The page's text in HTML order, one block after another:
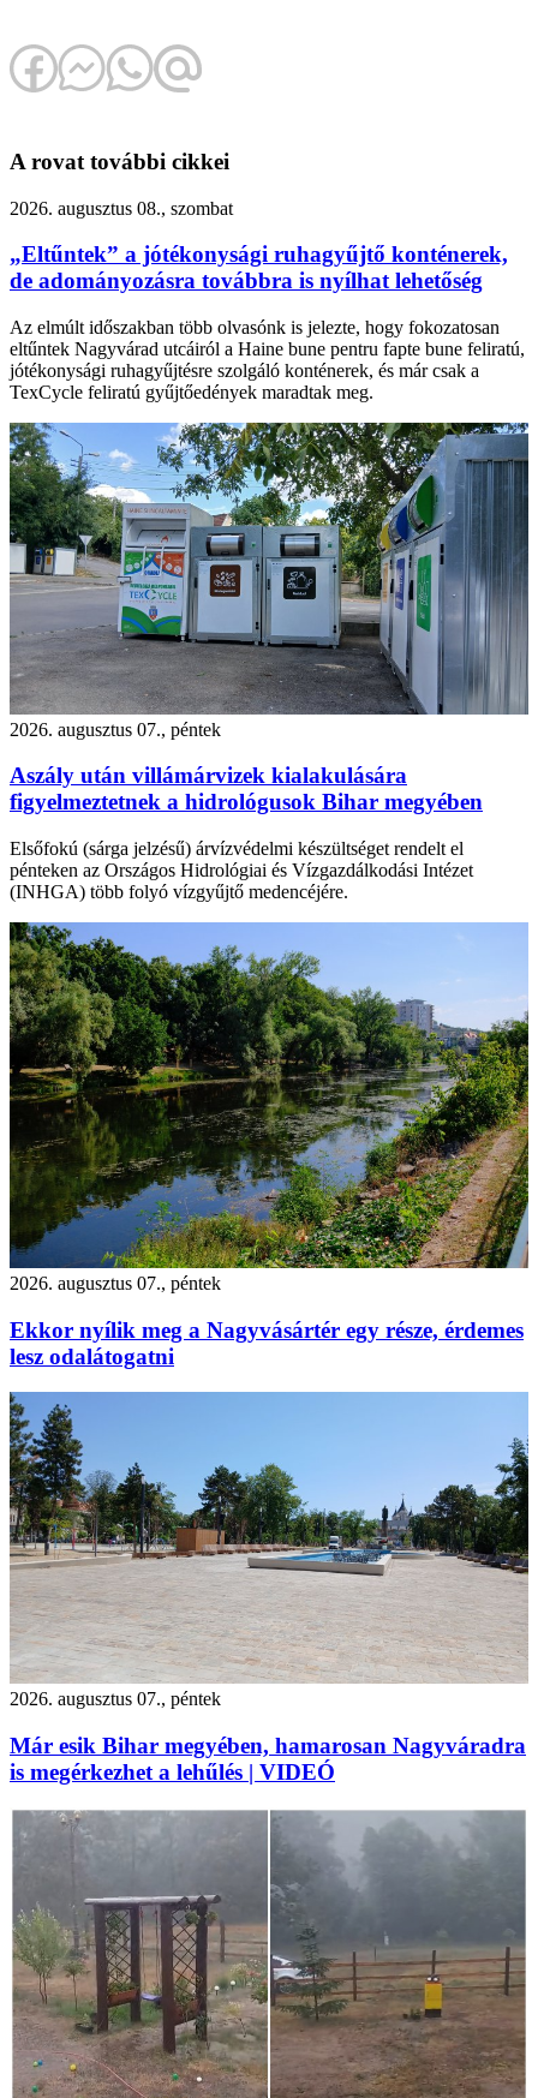
A rovat további cikkei
2026. augusztus 08., szombat
„Eltűntek” a jótékonysági ruhagyűjtő konténerek,
de adományozásra továbbra is nyílhat lehetőség
Az elmúlt időszakban több olvasónk is jelezte, hogy fokozatosan
eltűntek Nagyvárad utcáiról a Haine bune pentru fapte bune feliratú,
jótékonysági ruhagyűjtésre szolgáló konténerek, és már csak a
TexCycle feliratú gyűjtőedények maradtak meg.
2026. augusztus 07., péntek
Aszály után villámárvizek kialakulására
figyelmeztetnek a hidrológusok Bihar megyében
Elsőfokú (sárga jelzésű) árvízvédelmi készültséget rendelt el
pénteken az Országos Hidrológiai és Vízgazdálkodási Intézet
(INHGA) több folyó vízgyűjtő medencéjére.
2026. augusztus 07., péntek
Ekkor nyílik meg a Nagyvásártér egy része, érdemes
lesz odalátogatni
2026. augusztus 07., péntek
Már esik Bihar megyében, hamarosan Nagyváradra
is megérkezhet a lehűlés | VIDEÓ